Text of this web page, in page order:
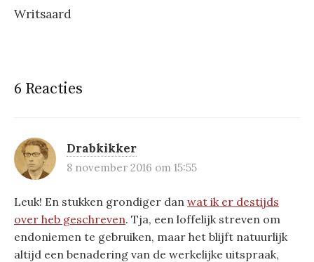
Writsaard
6 Reacties
Drabkikker
8 november 2016 om 15:55
Leuk! En stukken grondiger dan wat ik er destijds
over heb geschreven. Tja, een loffelijk streven om
endoniemen te gebruiken, maar het blijft natuurlijk
altijd een benadering van de werkelijke uitspraak,